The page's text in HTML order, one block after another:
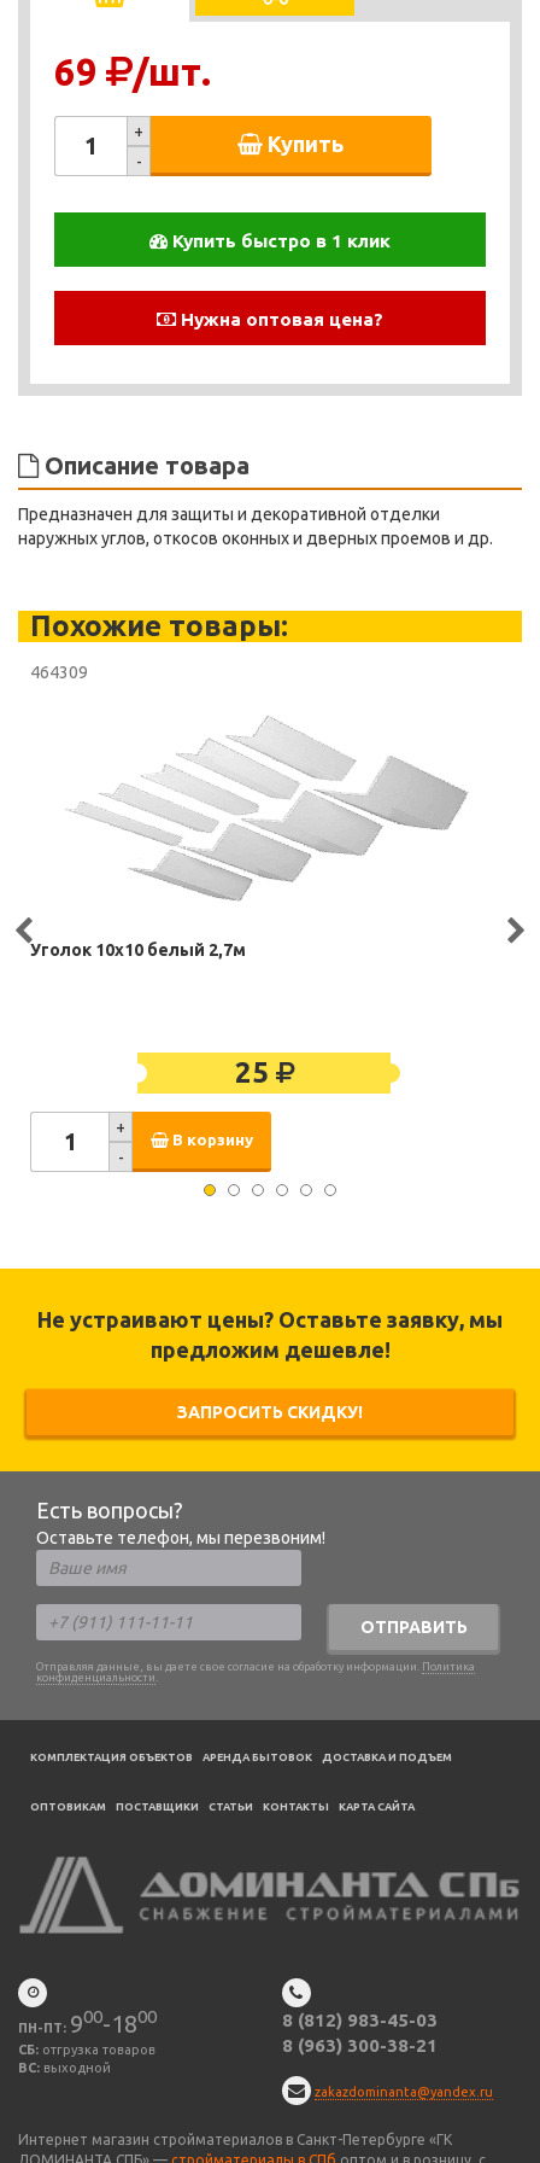
69 /шт.
+
-
Купить
Купить быстро в 1 клик
Нужна оптовая цена?
Описание товара
Предназначен для защиты и декоративной отделки
наружных углов, откосов оконных и дверных проемов и др.
Похожие товары:
464309
Уголок 10х10 белый 2,7м
25
+
-
В корзину
Не устраивают цены? Оставьте заявку, мы
предложим дешевле!
ЗАПРОСИТЬ СКИДКУ!
Есть вопросы?
Оставьте телефон, мы перезвоним!
ОТПРАВИТЬ
Отправляя данные, вы даете свое согласие на обработку информации. Политика
конфиденциальности .
КОМПЛЕКТАЦИЯ ОБЪЕКТОВ АРЕНДА БЫТОВОК ДОСТАВКА И ПОДЪЕМ
ОПТОВИКАМ ПОСТАВЩИКИ CТАТЬИ КОНТАКТЫ КАРТА САЙТА
ПН-ПТ: 900-1800
СБ: отгрузка товаров
ВС: выходной
8 (812) 983-45-03
8 (963) 300-38-21
zakazdominanta@yandex.ru
Интернет магазин стройматериалов в Санкт-Петербурге «ГК
ДОМИНАНТА СПБ» — стройматериалы в СПб оптом и в розницу, с